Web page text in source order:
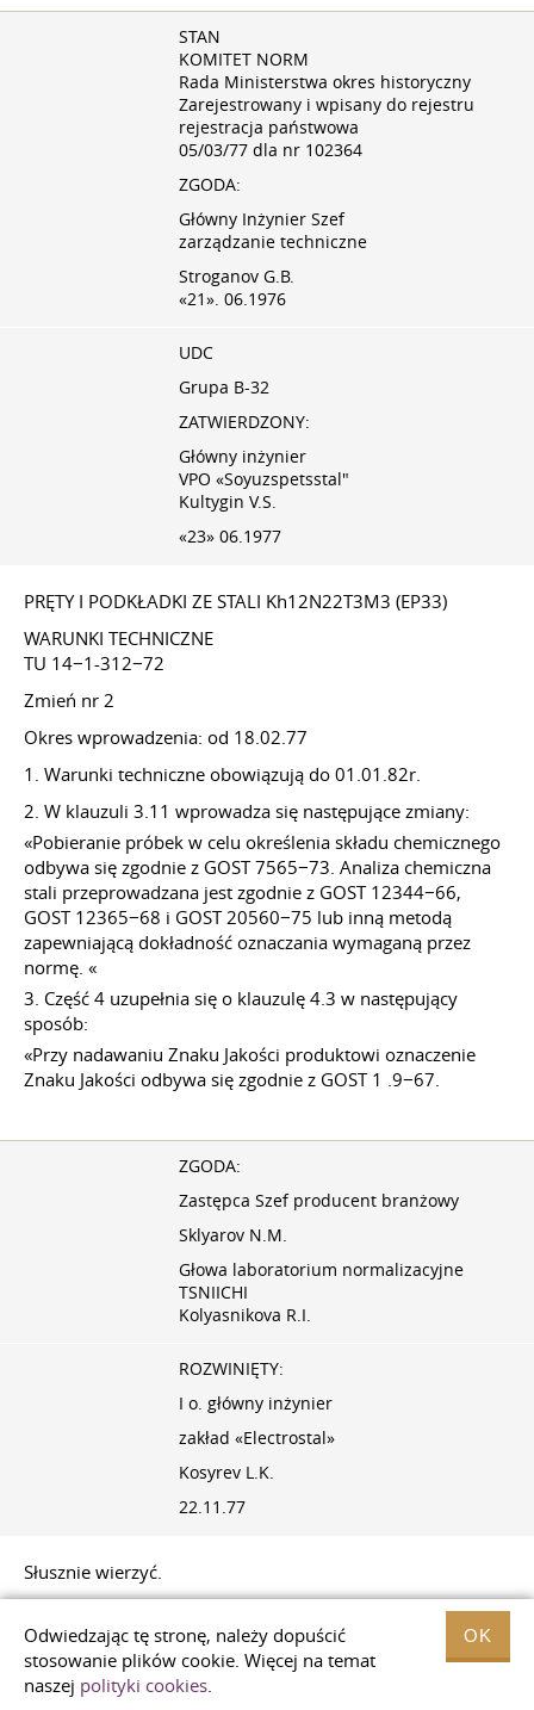
Odwiedzając tę ​​stronę, należy dopuścić
stosowanie plików cookie. Więcej na temat
naszej polityki cookies.
OK
STAN
KOMITET NORM
Rada Ministerstwa okres historyczny
Zarejestrowany i wpisany do rejestru
rejestracja państwowa
05/03/77 dla nr 102364
ZGODA:
Główny Inżynier Szef
zarządzanie techniczne
Stroganov G.B.
«21». 06.1976
UDC
Grupa B-32
ZATWIERDZONY:
Główny inżynier
VPO «Soyuzspetsstal"
Kultygin V.S.
«23» 06.1977
PRĘTY I PODKŁADKI ZE STALI Kh12N22T3M3 (EP33)
WARUNKI TECHNICZNE
TU 14−1-312−72
Zmień nr 2
Okres wprowadzenia: od 18.02.77
1. Warunki techniczne obowiązują do 01.01.82r.
2. W klauzuli 3.11 wprowadza się następujące zmiany:
«Pobieranie próbek w celu określenia składu chemicznego
odbywa się zgodnie z GOST 7565−73. Analiza chemiczna
stali przeprowadzana jest zgodnie z GOST 12344−66,
GOST 12365−68 i GOST 20560−75 lub inną metodą
zapewniającą dokładność oznaczania wymaganą przez
normę. «
3. Część 4 uzupełnia się o klauzulę 4.3 w następujący
sposób:
«Przy nadawaniu Znaku Jakości produktowi oznaczenie
Znaku Jakości odbywa się zgodnie z GOST 1 .9−67.
ZGODA:
Zastępca Szef producent branżowy
Sklyarov N.M.
Głowa laboratorium normalizacyjne
TSNIICHI
Kolyasnikova R.I.
ROZWINIĘTY:
I o. główny inżynier
zakład «Electrostal»
Kosyrev L.K.
22.11.77
Słusznie wierzyć.
Głowa dział normalizacji
Meandrov L.V.